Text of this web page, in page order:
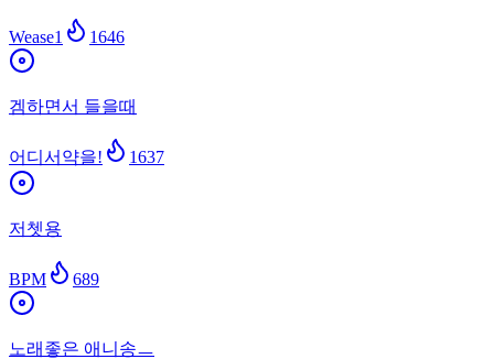
Wease1 1646
겜하면서 들을때
어디서약을! 1637
저쳇용
BPM 689
노래좋은 애니송ㅡ